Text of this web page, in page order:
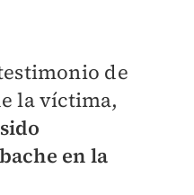
de
la víctima,
en la